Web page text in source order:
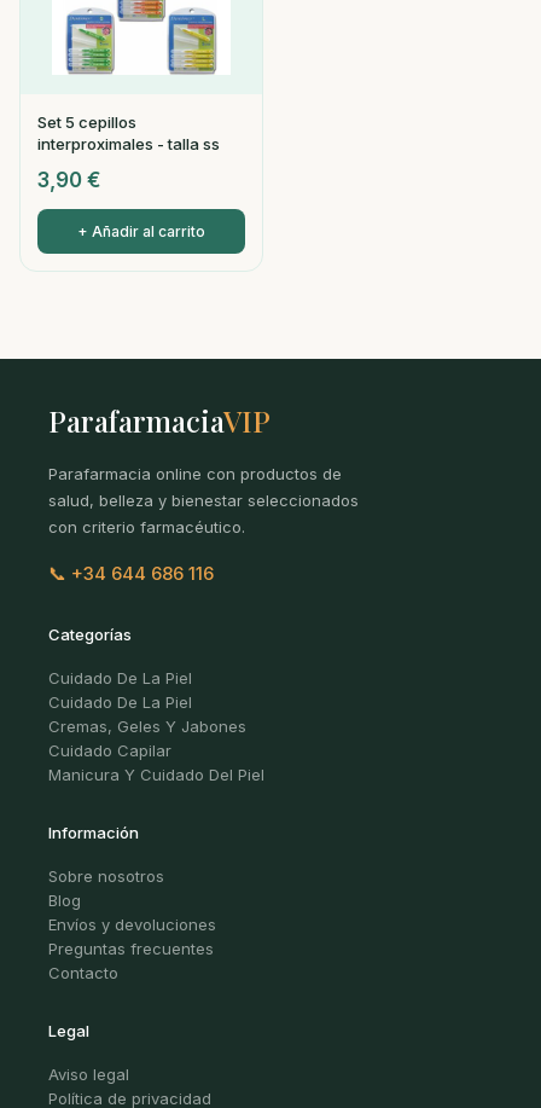
Set 5 cepillos
interproximales - talla ss
3,90 €
+ Añadir al carrito
ParafarmaciaVIP
Parafarmacia online con productos de
salud, belleza y bienestar seleccionados
con criterio farmacéutico.
📞 +34 644 686 116
Categorías
Cuidado De La Piel
Cuidado De La Piel
Cremas, Geles Y Jabones
Cuidado Capilar
Manicura Y Cuidado Del Piel
Información
Sobre nosotros
Blog
Envíos y devoluciones
Preguntas frecuentes
Contacto
Legal
Aviso legal
Política de privacidad